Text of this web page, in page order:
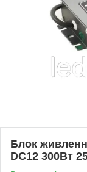
Блок
DC12 300Вт